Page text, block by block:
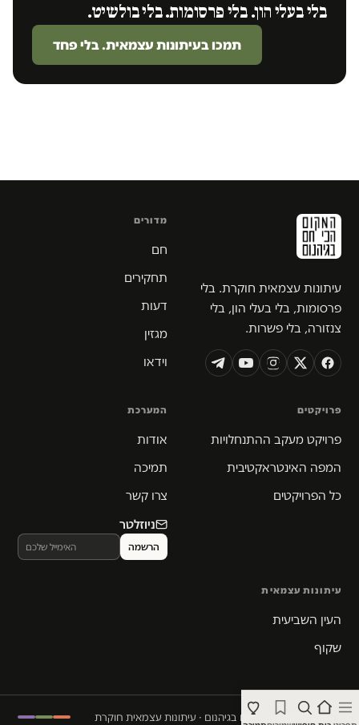
בלי בעלי הון. בלי פרסומות. בלי בולשיט.
תמכו בעיתונות עצמאית. בלי פחד
עיתונות עצמאית חוקרת. בלי
פרסומות, בלי בעלי הון, בלי
צנזורה, בלי פשרות.
מדורים
חם
תחקירים
דעות
מגזין
וידאו
פרויקטים
פרויקט מעקב ההתנחלויות
המפה האינטראקטיבית
כל הפרויקטים
המערכת
אודות
תמיכה
צרו קשר
ניוזלטר
עיתונות עצמאית
העין השביעית
שקוף
© 2026 המקום הכי חם בגיהנום · עיתונות עצמאית חוקרת